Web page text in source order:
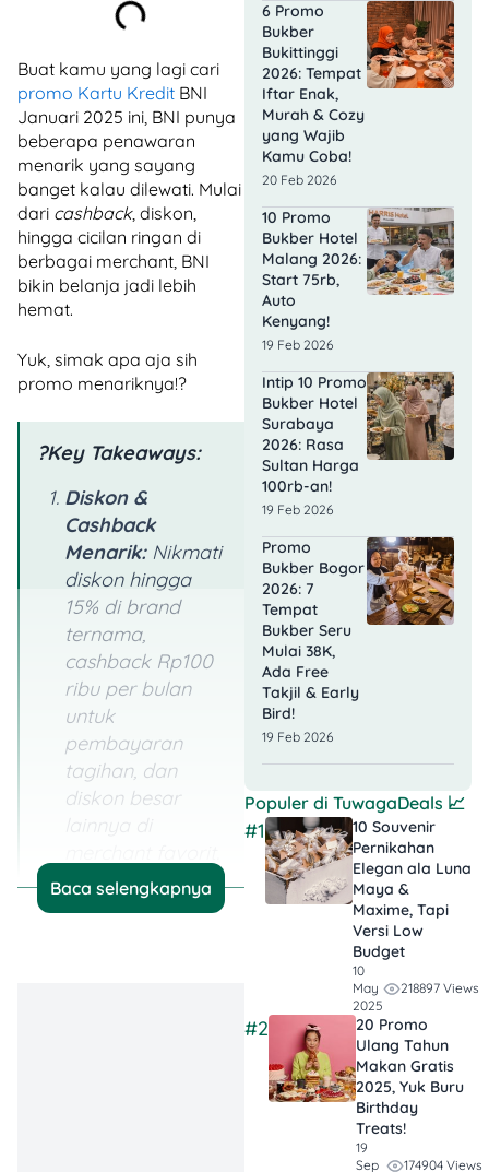
Buat kamu yang lagi cari
promo Kartu Kredit BNI
Januari 2025 ini, BNI punya
beberapa penawaran
menarik yang sayang
banget kalau dilewati. Mulai
dari cashback, diskon,
hingga cicilan ringan di
berbagai merchant, BNI
bikin belanja jadi lebih
hemat.
Yuk, simak apa aja sih
promo menariknya!?
?Key Takeaways:
Diskon &
Cashback
Menarik: Nikmati
diskon hingga
15% di brand
ternama,
cashback Rp100
ribu per bulan
untuk
pembayaran
tagihan, dan
diskon besar
Cicilan 0% yang
Baca selengkapnya
6 Promo
Bukber
Bukittinggi
2026: Tempat
Iftar Enak,
Murah & Cozy
yang Wajib
Kamu Coba!
20 Feb 2026
10 Promo
Bukber Hotel
Malang 2026:
Start 75rb,
Auto
Kenyang!
19 Feb 2026
Intip 10 Promo
Bukber Hotel
Surabaya
2026: Rasa
Sultan Harga
100rb-an!
19 Feb 2026
Promo
Bukber Bogor
2026: 7
Tempat
Bukber Seru
Mulai 38K,
Ada Free
Takjil & Early
Bird!
19 Feb 2026
Populer di TuwagaDeals 📈
#1
10 Souvenir
Pernikahan
Elegan ala Luna
Maya &
Maxime, Tapi
Versi Low
Budget
10
May
2025
218897 Views
#2
20 Promo
Ulang Tahun
Makan Gratis
2025, Yuk Buru
Birthday
Treats!
19
Sep
174904 Views